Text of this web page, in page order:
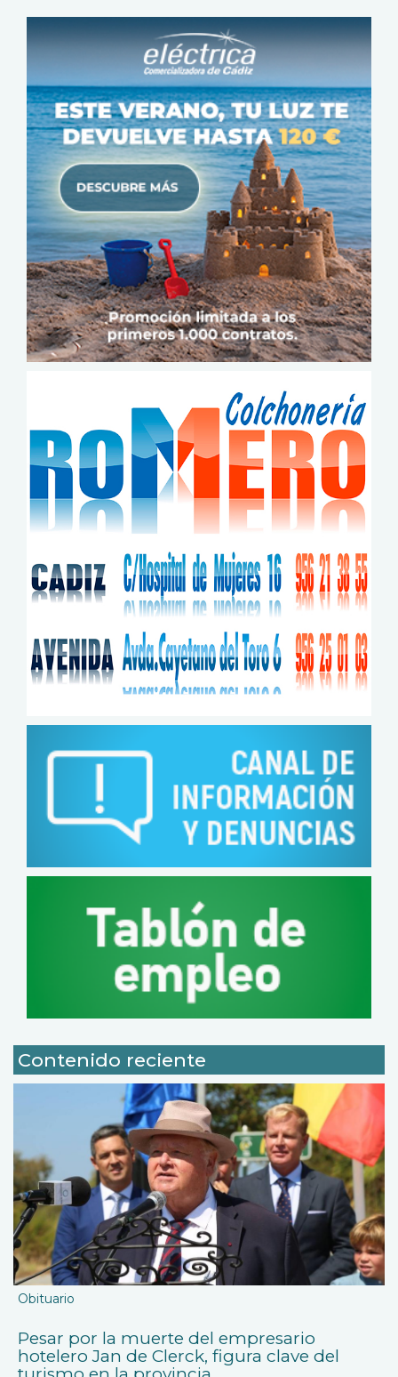
Contenido reciente
Obituario
Pesar por la muerte del empresario
hotelero Jan de Clerck, figura clave del